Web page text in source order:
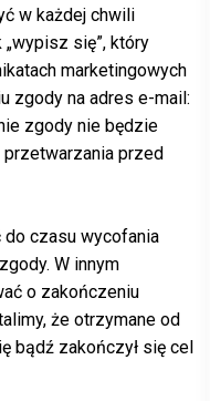
w każdej chwili
się”, który
marketingowych
zgody na adres e-mail:
zgody nie będzie
przetwarzania przed
czasu wycofania
W innym
o zakończeniu
że otrzymane od
bądź zakończył się cel